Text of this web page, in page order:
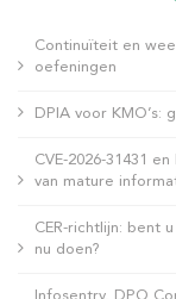
Continuïteit en
oefeningen
DPIA voor KMO’s:
CVE-2026-31431
van mature
CER-richtlijn: bent
nu doen?